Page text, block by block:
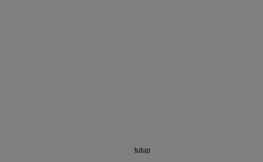
tutup